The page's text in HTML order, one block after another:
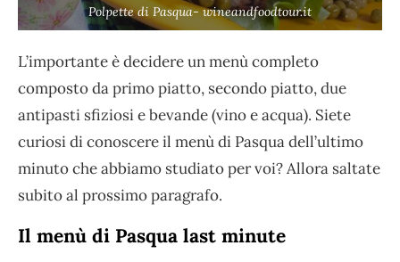
Polpette di Pasqua- wineandfoodtour.it
L’importante è decidere un menù completo
composto da primo piatto, secondo piatto, due
antipasti sfiziosi e bevande (vino e acqua). Siete
curiosi di conoscere il menù di Pasqua dell’ultimo
minuto che abbiamo studiato per voi? Allora saltate
subito al prossimo paragrafo.
Il menù di Pasqua last minute